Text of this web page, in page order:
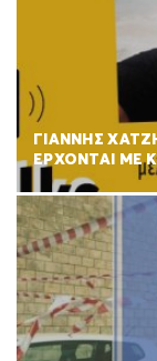
ΓΙΑΝΝΗΣ
ΕΡΧΟΝΤΑΙ ΜΕ